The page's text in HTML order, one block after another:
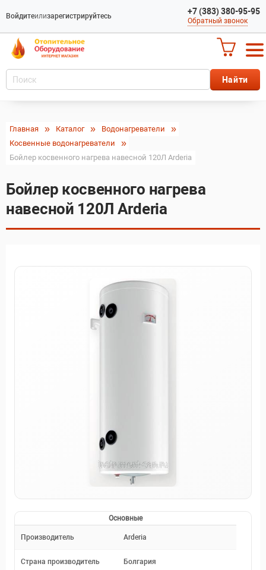
Войдитеилизарегистрируйтесь +7 (383) 380-95-95
Обратный звонок
Главная Каталог
Водонагреватели
Косвенные водонагреватели
Бойлер косвенного нагрева навесной 120Л Arderia
Бойлер косвенного нагрева
навесной 120Л Arderia
Основные
Производитель Arderia
Страна производитель Болгария